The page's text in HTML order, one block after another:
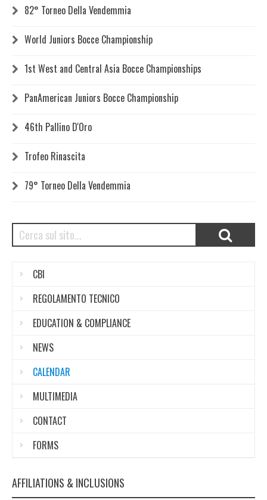
82° Torneo Della Vendemmia
World Juniors Bocce Championship
1st West and Central Asia Bocce Championships
PanAmerican Juniors Bocce Championship
46th Pallino D'Oro
Trofeo Rinascita
79° Torneo Della Vendemmia
CBI
REGOLAMENTO TECNICO
EDUCATION & COMPLIANCE
NEWS
CALENDAR
MULTIMEDIA
CONTACT
FORMS
AFFILIATIONS & INCLUSIONS